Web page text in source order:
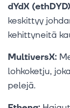
dYdX
keskittyy
kehittyneitä
MultiversX:
lohkoketju,
pelejä.